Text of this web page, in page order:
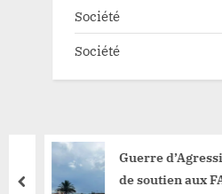
Société
Société
Guerre
de soutien aux FARDC
prev